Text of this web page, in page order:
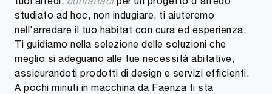
studiato ad hoc, non indugiare, ti aiuteremo
nell'arredare il tuo habitat con cura ed esperienza.
Ti guidiamo nella selezione delle soluzioni che
meglio si adeguano alle tue necessità abitative,
assicurandoti prodotti di design e servizi efficienti.
A pochi minuti in macchina da Faenza ti sta